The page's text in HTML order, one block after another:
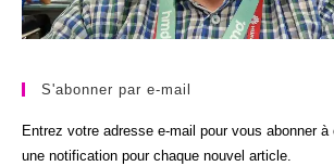
S'abonner par e-mail
Entrez votre adresse e-mail pour vous abonner
une notification pour chaque nouvel article.